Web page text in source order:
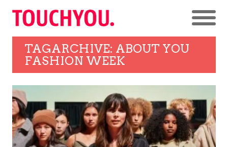
TAGARCHIVE: ABOUT YOU
FASHION WEEK